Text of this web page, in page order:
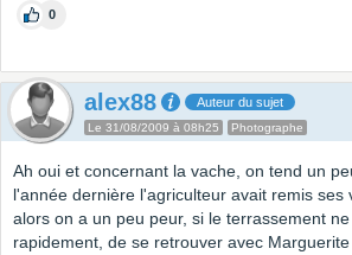
0
alex88 Auteur du sujet
Le 31/08/2009 à 08h25 Photographe
Ah oui et concernant la vache, on tend un
l'année dernière l'agriculteur avait remis ses
alors on a un peu peur, si le terrassement
rapidement, de se retrouver avec